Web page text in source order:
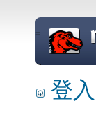
=
登入